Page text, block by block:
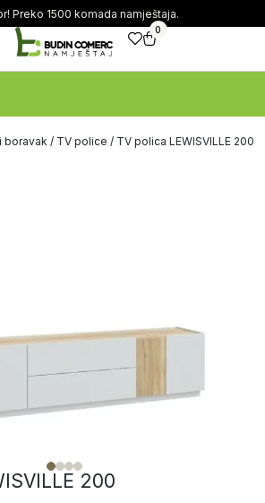
Preko 1500 komada namještaja.
0
boravak / TV police / TV polica LEWISVILLE 200
200